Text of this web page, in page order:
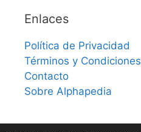
Enlaces
Política de Privacidad
Términos y Condiciones
Contacto
Sobre Alphapedia